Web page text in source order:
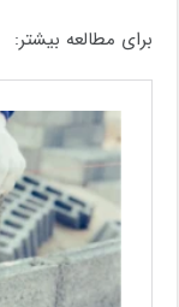
برای مطالعه بیشتر: